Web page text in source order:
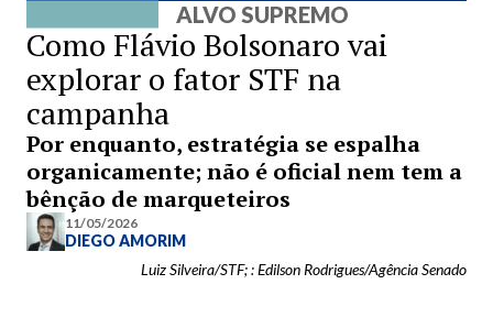
ALVO SUPREMO
Como Flávio Bolsonaro vai
explorar o fator STF na
campanha
Por enquanto, estratégia se espalha
organicamente; não é oficial nem tem a
bênção de marqueteiros
11/05/2026
DIEGO AMORIM
Luiz Silveira/STF; : Edilson Rodrigues/Agência Senado